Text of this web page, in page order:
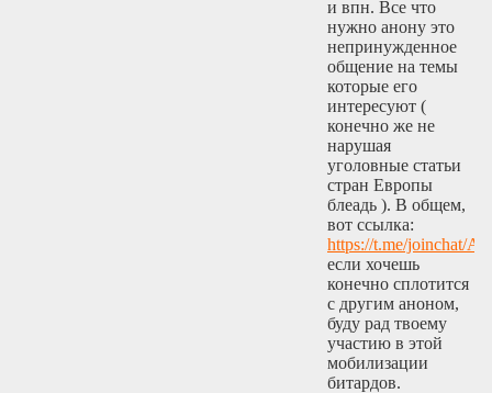
и впн. Все что
нужно анону это
непринужденное
общение на темы
которые его
интересуют (
конечно же не
нарушая
уголовные статьи
стран Европы
блеадь ). В общем,
вот ссылка:
https://t.me/joinchat/
если хочешь
конечно сплотится
с другим аноном,
буду рад твоему
участию в этой
мобилизации
битардов.